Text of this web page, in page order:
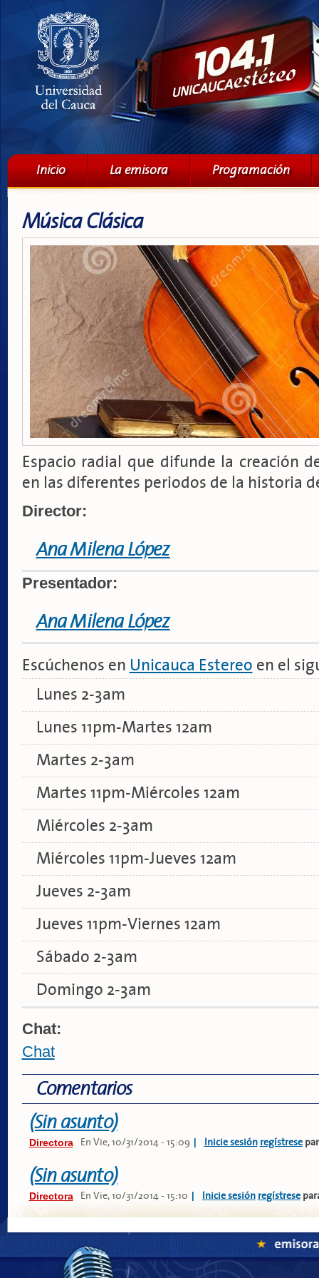
Menú principal
Inicio La emisora Programación
Música Clásica
Espacio radial que difunde la creación
en las diferentes periodos de la historia
Director:
Ana Milena López
Presentador:
Ana Milena López
Escúchenos en Unicauca Estereo en el
Lunes 2-3am
Lunes 11pm-Martes 12am
Martes 2-3am
Martes 11pm-Miércoles 12am
Miércoles 2-3am
Miércoles 11pm-Jueves 12am
Jueves 2-3am
Jueves 11pm-Viernes 12am
Sábado 2-3am
Domingo 2-3am
Chat:
Chat
Comentarios
(Sin asunto)
Directora En Vie, 10/31/2014 - 15:09 | Inicie sesión regístrese
(Sin asunto)
Directora En Vie, 10/31/2014 - 15:10 | Inicie sesión regístrese